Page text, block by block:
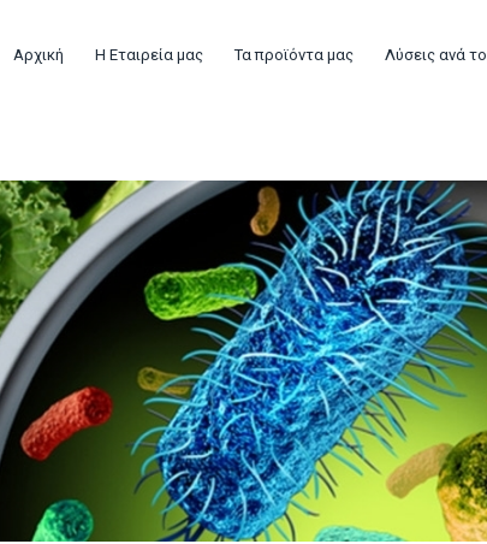
Αρχική Η Εταιρεία μας Τα προϊόντα μας Λύσεις ανά